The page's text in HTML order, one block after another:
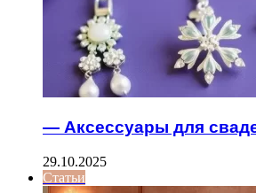
— Аксессуары для
29.10.2025
Статьи